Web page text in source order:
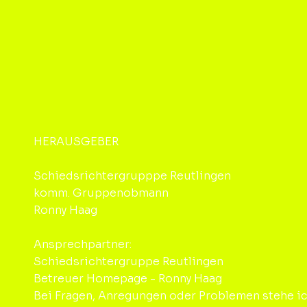
HERAUSGEBER
Schiedsrichtergrupppe Reutlingen
komm. Gruppenobmann
Ronny Haag
Ansprechpartner:
Schiedsrichtergruppe Reutlingen
Betreuer Homepage - Ronny Haag
Bei Fragen, Anregungen oder Problemen stehe